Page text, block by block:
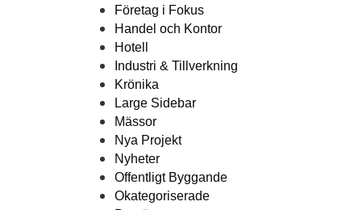
Företag i Fokus
Handel och Kontor
Hotell
Industri & Tillverkning
Krönika
Large Sidebar
Mässor
Nya Projekt
Nyheter
Offentligt Byggande
Okategoriserade